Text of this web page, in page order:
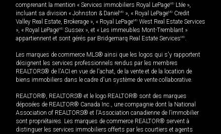
comprenant la mention « Services immobiliers Royal LePageMD Ltée »,
incluant sa division « Johnston & Daniel MD », « Royal LePageMD Credit
Valley Real Estate, Brokerage », « Royal LePageMD West Real Estate Services
», « Royal LePageMD Sussex », et « Les immeubles Mont-Tremblant »
appartiennent et sont gérés par Bridgemarq Real Estate ServicesMD.
Les marques de commerce MLS® ainsi que les logos qui s'y rapportent
désignent les services professionnels rendus par les membres
REALTORS® de l'ACI en vue de l'achat, de la vente et de la location de
biens immobiliers dans le cadre d'un système de vente collaborative.
REALTOR®, REALTORS® et le logo REALTOR® sont des marques
déposées de REALTOR® Canada Inc., une compagnie dont la National
Association of REALTORS® et l'Association canadienne de l’immobilier
sont propriétaires. Les marques de commerce REALTOR® servent à
distinguer les services immobiliers offerts par les courtiers et agents